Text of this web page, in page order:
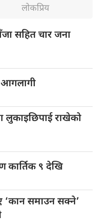
लोकप्रिय
सहित चार जना
आगलागी
लुकाइछिपाई राखेको
कार्तिक ९ देखि
‘कान समाउन सक्ने’